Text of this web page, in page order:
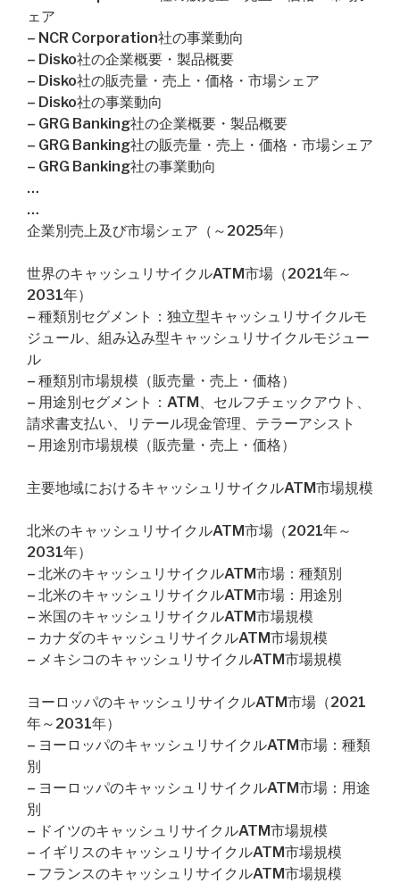
ェア
– NCR Corporation社の事業動向
– Disko社の企業概要・製品概要
– Disko社の販売量・売上・価格・市場シェア
– Disko社の事業動向
– GRG Banking社の企業概要・製品概要
– GRG Banking社の販売量・売上・価格・市場シェア
– GRG Banking社の事業動向
…
…
企業別売上及び市場シェア（～2025年）
世界のキャッシュリサイクルATM市場（2021年～
2031年）
– 種類別セグメント：独立型キャッシュリサイクルモ
ジュール、組み込み型キャッシュリサイクルモジュー
ル
– 種類別市場規模（販売量・売上・価格）
– 用途別セグメント：ATM、セルフチェックアウト、
請求書支払い、リテール現金管理、テラーアシスト
– 用途別市場規模（販売量・売上・価格）
主要地域におけるキャッシュリサイクルATM市場規模
北米のキャッシュリサイクルATM市場（2021年～
2031年）
– 北米のキャッシュリサイクルATM市場：種類別
– 北米のキャッシュリサイクルATM市場：用途別
– 米国のキャッシュリサイクルATM市場規模
– カナダのキャッシュリサイクルATM市場規模
– メキシコのキャッシュリサイクルATM市場規模
ヨーロッパのキャッシュリサイクルATM市場（2021
年～2031年）
– ヨーロッパのキャッシュリサイクルATM市場：種類
別
– ヨーロッパのキャッシュリサイクルATM市場：用途
別
– ドイツのキャッシュリサイクルATM市場規模
– イギリスのキャッシュリサイクルATM市場規模
– フランスのキャッシュリサイクルATM市場規模